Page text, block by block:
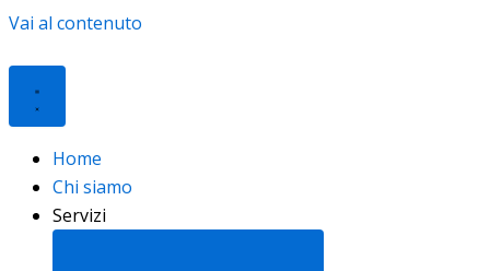
Vai al contenuto
Home
Chi siamo
Servizi